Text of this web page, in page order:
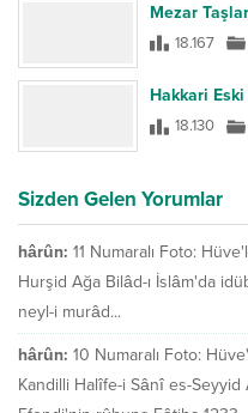
Mezar
18.167
Hakkari Eski
18.130
Sizden Gelen Yorumlar
hârûn: 11 Numaralı Foto:
Hurşid Ağa Bilâd-ı İslâm'da
neyl-i murâd...
hârûn: 10 Numaralı Foto:
Kandilli Halîfe-i Sânî es-